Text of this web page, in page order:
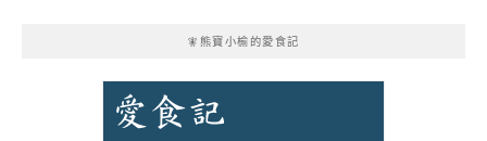
🧚熊寶小榆的愛食記